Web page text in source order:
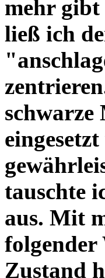
mehr gibt
ließ ich
tauschte
aus. Mit
folgender
Zustand